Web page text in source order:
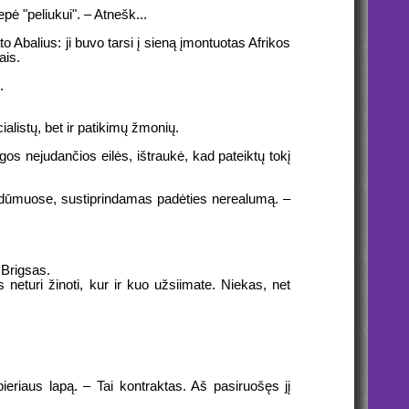
"peliukui". – Atnešk...
Abalius: ji buvo tarsi į sieną įmontuotas Afrikos
bet ir patikimų žmonių.
nejudančios eilės, ištraukė, kad pateiktų tokį
sustiprindamas padėties nerealumą. –
neturi žinoti, kur ir kuo užsiimate. Niekas, net
lapą. – Tai kontraktas. Aš pasiruošęs jį